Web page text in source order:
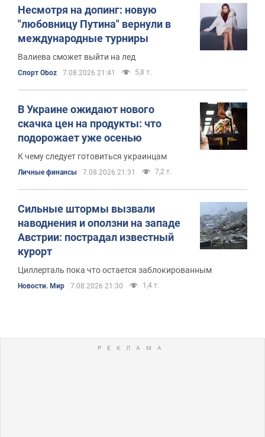
Несмотря на допинг: новую
"любовницу Путина" вернули в
международные турниры
Валиева сможет выйти на лед
Спорт Oboz 7.08.2026 21:41 5,8 т.
В Украине ожидают нового
скачка цен на продукты: что
подорожает уже осенью
К чему следует готовиться украинцам
Личные финансы 7.08.2026 21:31 7,2 т.
Сильные штормы вызвали
наводнения и оползни на западе
Австрии: пострадал известный
курорт
Циллерталь пока что остается заблокированным
Новости. Мир 7.08.2026 21:30 1,4 т.